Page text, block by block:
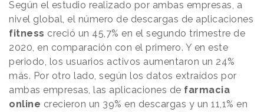
Según el estudio realizado por ambas empresas, a
nivel global, el número de descargas de aplicaciones
fitness creció un 45,7% en el segundo trimestre de
2020, en comparación con el primero. Y en este
periodo, los usuarios activos aumentaron un 24%
más. Por otro lado, según los datos extraídos por
ambas empresas, las aplicaciones de farmacia
online crecieron un 39% en descargas y un 11,1% en